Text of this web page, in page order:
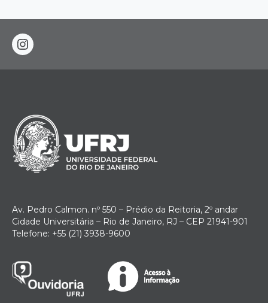
instagram
Av. Pedro Calmon. nº 550 – Prédio da Reitoria, 2º andar
Cidade Universitária – Rio de Janeiro, RJ – CEP 21941-901
Telefone: +55 (21) 3938-9600